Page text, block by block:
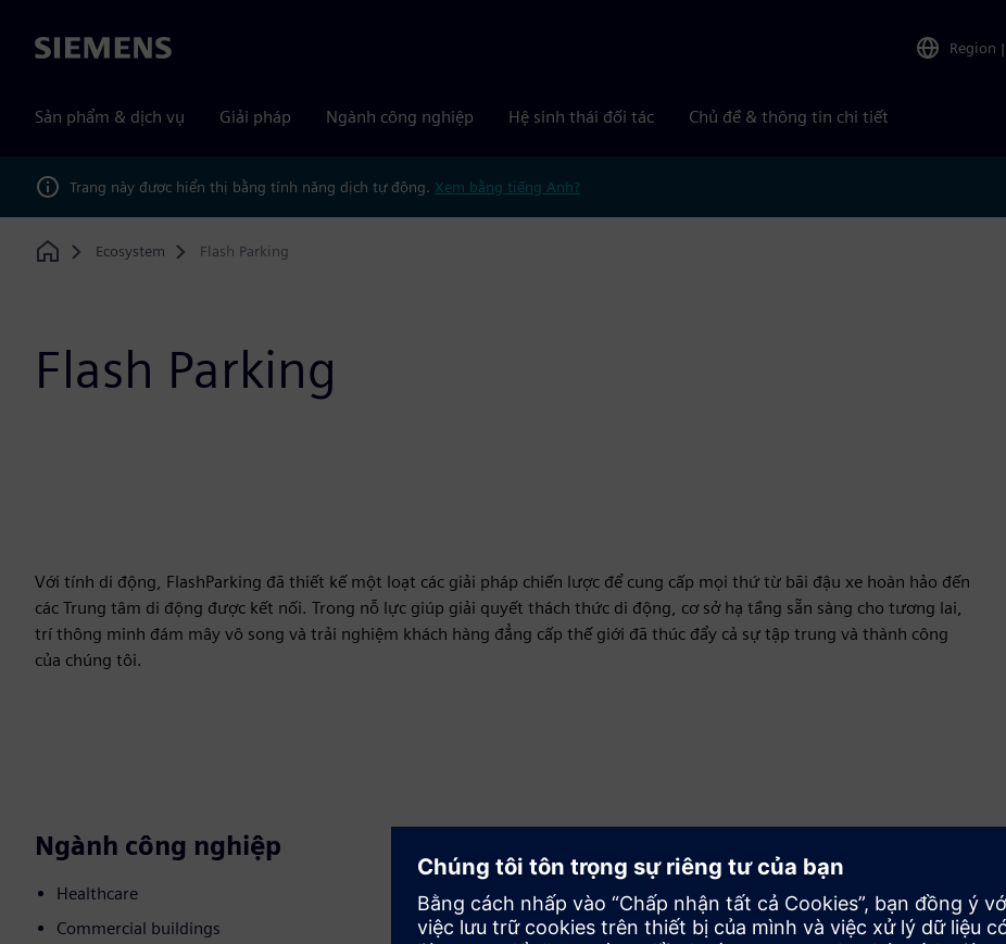
Siemens Region |
Sản phẩm & dịch vụ Giải pháp Ngành công nghiệp Hệ sinh thái đối tác Chủ đề & thông tin chi tiết
Trang này được hiển thị bằng tính năng dịch tự động. Xem bằng tiếng Anh?
Home
Ecosystem Flash Parking
Flash Parking
Với tính di động, FlashParking đã thiết kế một loạt các giải pháp chiến lược để cung cấp mọi thứ từ bãi đậu xe hoàn hảo đến
các Trung tâm di động được kết nối. Trong nỗ lực giúp giải quyết thách thức di động, cơ sở hạ tầng sẵn sàng cho tương lai,
trí thông minh đám mây vô song và trải nghiệm khách hàng đẳng cấp thế giới đã thúc đẩy cả sự tập trung và thành công
của chúng tôi.
Ngành công nghiệp
Healthcare
Commercial buildings
Build
Mở rộng hoặc xây dựng dựa trên sản phẩm/giải pháp